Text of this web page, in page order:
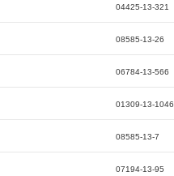
04425-13-321
08585-13-26
06784-13-566
01309-13-1046
08585-13-7
07194-13-95